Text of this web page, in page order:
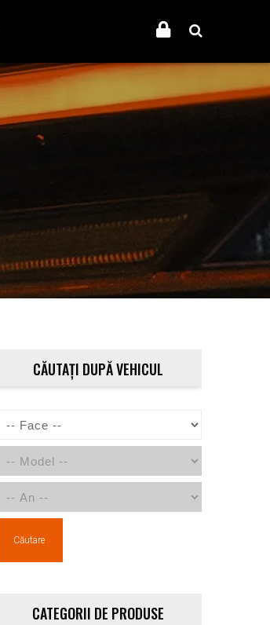
CĂUTAȚI DUPĂ VEHICUL
Căutare
CATEGORII DE PRODUSE